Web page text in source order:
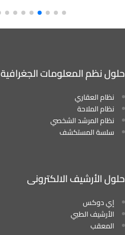
حلول نظم المعلومات الجغرافية
نظام العقاري
نظام الملاحة
نظام المرشد الشخصي
سلسة المستكشف
حلول الأرشيف الالكترونى
إي دوكس
الأرشيف الطبي
المعقب